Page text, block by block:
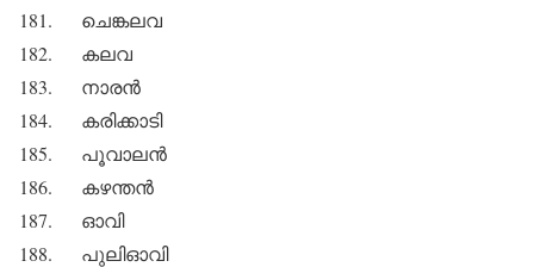
181. ചെങ്കലവ
182. കലവ
183. നാരന്‍
184. കരിക്കാടി
185. പൂവാലന്‍
186. കഴന്തന്‍
187. ഓവി
188. പുലിഓവി